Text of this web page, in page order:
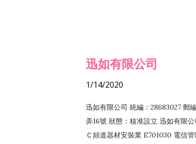
迅如有限公司
1/14/2020
迅如有限公司 統編：28683027 郵
弄16號 狀態：核准設立 迅如有限
Ｃ頻道器材安裝業 E701030 電信